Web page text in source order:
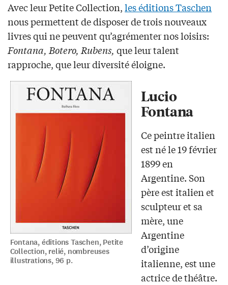
Avec leur Petite Collection,les éditions Taschen
nous permettent de disposer de trois nouveaux
livres qui ne peuvent qu’agrémenter nos loisirs:
Fontana, Botero, Rubens, que leur talent
rapproche, que leur diversité éloigne.
Fontana, éditions Taschen, Petite
Collection, relié, nombreuses
illustrations, 96 p.
Lucio
Fontana
Ce peintre italien
est né le 19 février
1899 en
Argentine. Son
père est italien et
sculpteur et sa
mère, une
Argentine
d’origine
italienne, est une
actrice de théâtre.